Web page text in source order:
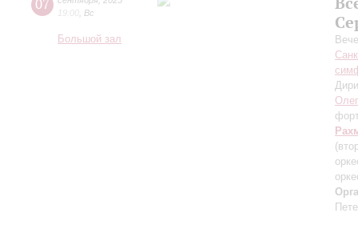
07
19:00 Вс
Большой зал